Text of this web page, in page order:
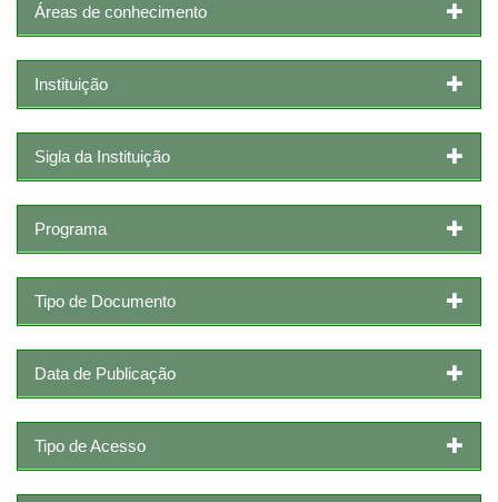
Áreas de conhecimento
Instituição
Sigla da Instituição
Programa
Tipo de Documento
Data de Publicação
Tipo de Acesso